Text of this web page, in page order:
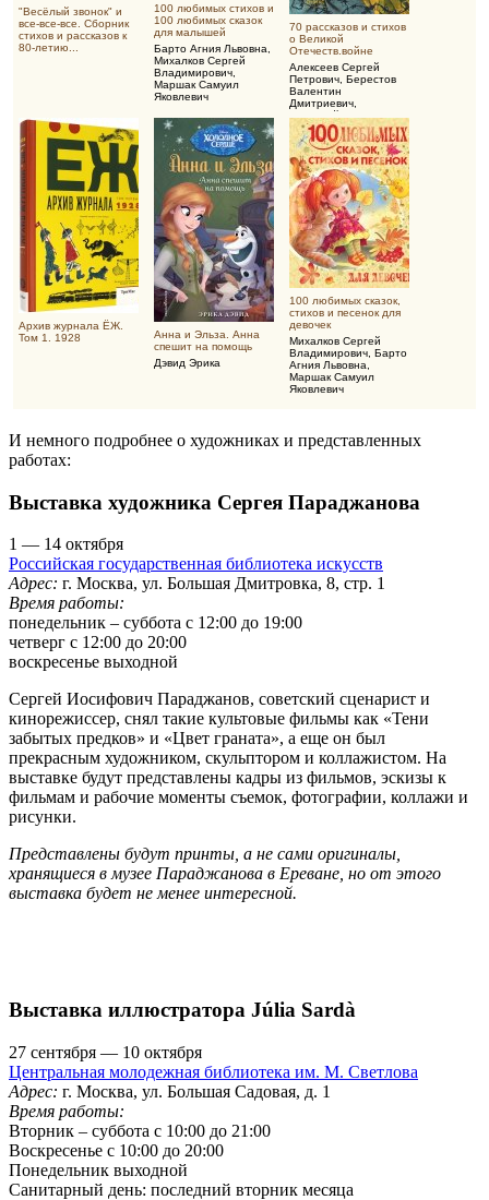
"Весёлый звонок" и
все-все-все. Сборник
стихов и рассказов к
80-летию...
100 любимых стихов и
100 любимых сказок
для малышей
Барто Агния Львовна
Михалков Сергей
Владимирович
Маршак Самуил
Яковлевич
70 рассказов и стихов
о Великой
Отечеств.войне
Алексеев Сергей
Петрович Берестов
Валентин
Дмитриевич
Воскобойников
Валерий Михайлович
Архив журнала ЁЖ.
Том 1. 1928
Анна и Эльза. Анна
спешит на помощь
Дэвид Эрика
100 любимых сказок,
стихов и песенок для
девочек
Михалков Сергей
Владимирович Барто
Агния Львовна
Маршак Самуил
Яковлевич
И немного подробнее о художниках и представленных
работах:
Выставка художника Сергея Параджанова
1 — 14 октября
Российская государственная библиотека искусств
Адрес: г. Москва, ул. Большая Дмитровка, 8, стр. 1
Время работы:
понедельник – суббота с 12:00 до 19:00
четверг с 12:00 до 20:00
воскресенье выходной
Сергей Иосифович Параджанов, советский сценарист и
кинорежиссер, снял такие культовые фильмы как «Тени
забытых предков» и «Цвет граната», а еще он был
прекрасным художником, скульптором и коллажистом. На
выставке будут представлены кадры из фильмов, эскизы к
фильмам и рабочие моменты съемок, фотографии, коллажи и
рисунки.
Представлены будут принты, а не сами оригиналы,
хранящиеся в музее Параджанова в Ереване, но от этого
выставка будет не менее интересной.
Выставка иллюстратора Júlia Sardà
27 сентября — 10 октября
Центральная молодежная библиотека им. М. Светлова
Адрес: г. Москва, ул. Большая Садовая, д. 1
Время работы:
Вторник – суббота с 10:00 до 21:00
Воскресенье с 10:00 до 20:00
Понедельник выходной
Санитарный день: последний вторник месяца